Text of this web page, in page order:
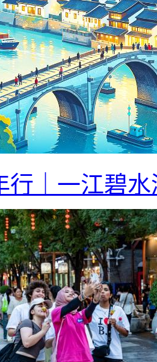
行｜一江碧